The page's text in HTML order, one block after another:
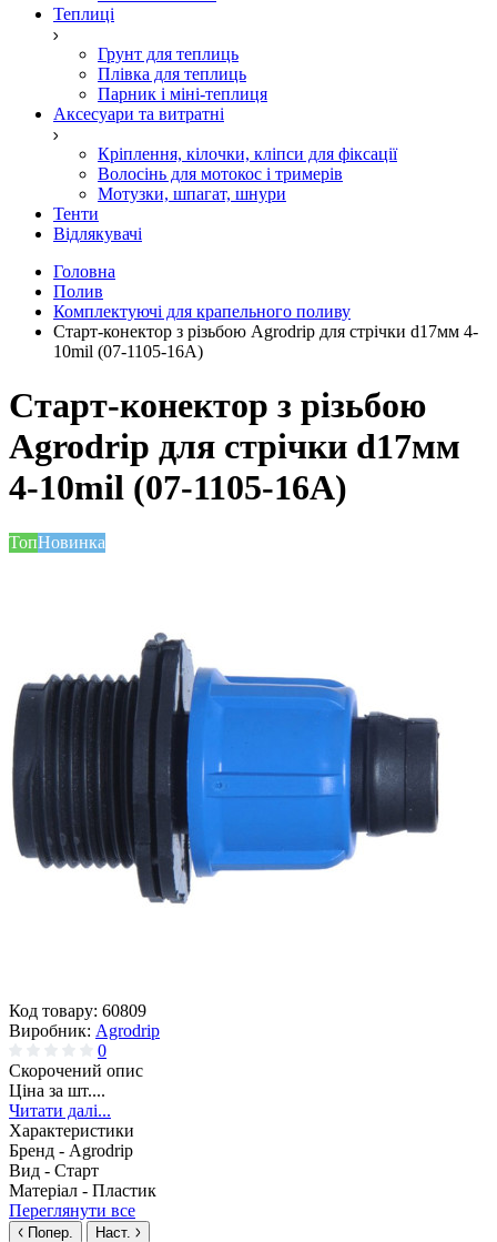
Теплиці
Грунт для теплиць
Плівка для теплиць
Парник і міні-теплиця
Аксесуари та витратні
Кріплення, кілочки, кліпси для фіксації
Волосінь для мотокос і тримерів
Мотузки, шпагат, шнури
Тенти
Відлякувачі
Головна
Полив
Комплектуючі для крапельного поливу
Cтарт-конектор з різьбою Agrodrip для стрічки d17мм 4-
10mil (07-1105-16А)
Cтарт-конектор з різьбою
Agrodrip для стрічки d17мм
4-10mil (07-1105-16А)
ТопНовинка
Код товару: 60809
Виробник: Agrodrip
0
Скорочений опис
Ціна за шт....
Читати далі...
Характеристики
Бренд - Agrodrip
Вид - Старт
Матеріал - Пластик
Переглянути все
Попер. Наст.